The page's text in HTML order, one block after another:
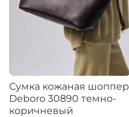
Сумка кожаная шоппер
Deboro 30890 темно-
коричневый